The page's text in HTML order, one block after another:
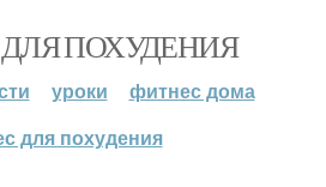
ПОХУДЕНИЯ
уроки
фитнес дома
для похудения